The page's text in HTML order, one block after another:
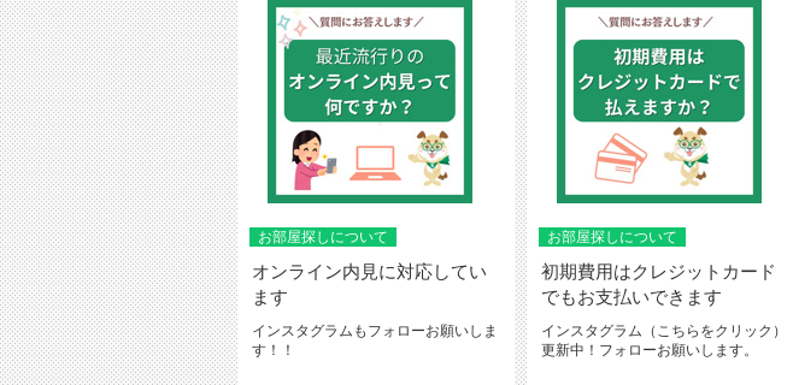
お部屋探しについて
オンライン内見に対応してい
ます
インスタグラムもフォローお願いしま
す！！
お部屋探しについて
初期費用はクレジットカード
でもお支払いできます
インスタグラム（こちらをクリック）
更新中！フォローお願いします。